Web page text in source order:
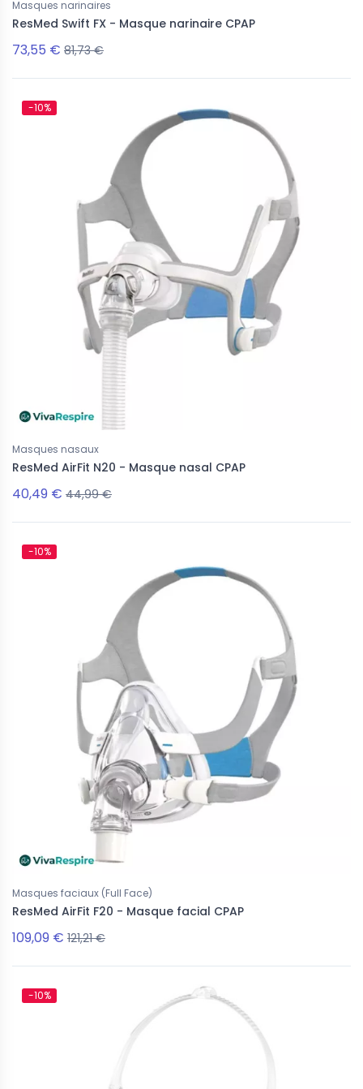
Masques narinaires
ResMed Swift FX - Masque narinaire CPAP
73,55 € 81,73 €
-10%
Masques nasaux
ResMed AirFit N20 - Masque nasal CPAP
40,49 € 44,99 €
-10%
Masques faciaux (Full Face)
ResMed AirFit F20 - Masque facial CPAP
109,09 € 121,21 €
-10%